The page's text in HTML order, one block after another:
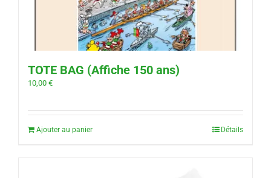
TOTE BAG (Affiche 150 ans)
10,00 €
Ajouter au panier Détails